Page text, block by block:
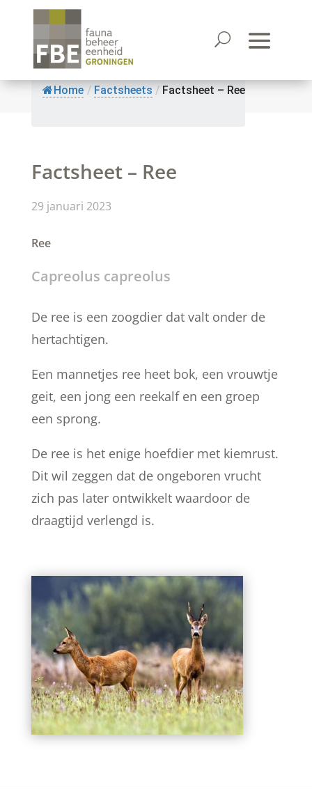
Home / Factsheets / Factsheet – Ree
Factsheet – Ree
29 januari 2023
Ree
Capreolus capreolus
De ree is een zoogdier dat valt onder de
hertachtigen.
Een mannetjes ree heet bok, een vrouwtje
geit, een jong een reekalf en een groep
een sprong.
De ree is het enige hoefdier met kiemrust.
Dit wil zeggen dat de ongeboren vrucht
zich pas later ontwikkelt waardoor de
draagtijd verlengd is.